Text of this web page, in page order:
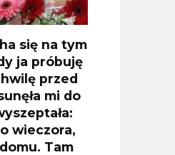
się na tym
ja próbuję
przed
mi do
wieczora,
Tam